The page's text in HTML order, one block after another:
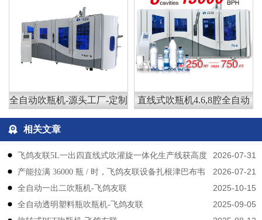
全自动吹瓶机-源头工厂-定制 直线式吹瓶机4.6,8腔全自动
相关文章
2026-07-31
飞鸽友联5L一出四直线式吹灌旋一体化生产线获高度
认可
2026-07-21
产能拉满 36000 瓶 / 时，飞鸽友联设备扎根津巴布韦
2025-10-15
​​全自动一出二吹瓶机-飞鸽友联
2025-09-05
全自动透明塑料瓶吹瓶机-飞鸽友联